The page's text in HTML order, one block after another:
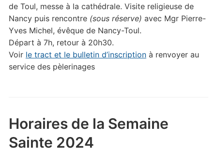
de Toul, messe à la cathédrale. Visite religieuse de
Nancy puis rencontre (sous réserve) avec Mgr Pierre-
Yves Michel, évêque de Nancy-Toul.
Départ à 7h, retour à 20h30.
Voir le tract et le bulletin d’inscriptionà renvoyer au
service des pèlerinages
Horaires de la Semaine
Sainte 2024